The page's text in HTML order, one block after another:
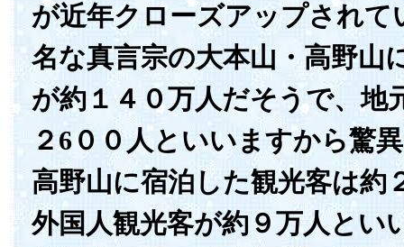
が近年クローズアップされて
名な真言宗の大本山・高野山
が約１４０万人だそうで、地
２6００人といいますから驚
高野山に宿泊した観光客は約
外国人観光客が約９万人とい